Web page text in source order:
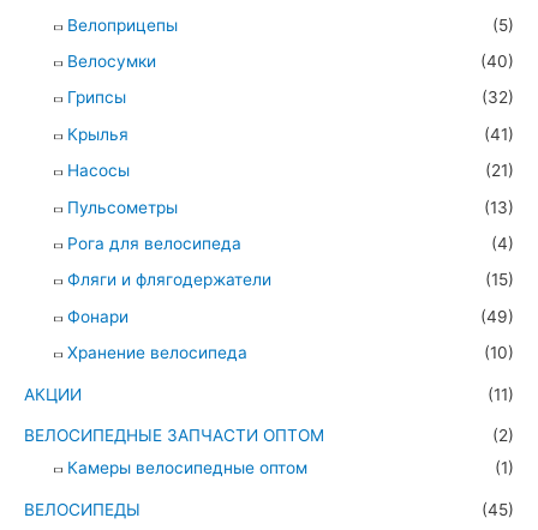
Велоприцепы
(5)
Велосумки
(40)
Грипсы
(32)
Крылья
(41)
Насосы
(21)
Пульсометры
(13)
Рога для велосипеда
(4)
Фляги и флягодержатели
(15)
Фонари
(49)
Хранение велосипеда
(10)
АКЦИИ (11)
ВЕЛОСИПЕДНЫЕ ЗАПЧАСТИ ОПТОМ
(2)
Камеры велосипедные оптом
(1)
ВЕЛОСИПЕДЫ
(45)